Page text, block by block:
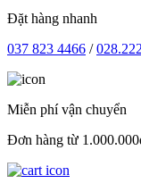
Đặt hàng nhanh
037 823 4466 /
Miễn phí vận chuyển
Đơn hàng từ